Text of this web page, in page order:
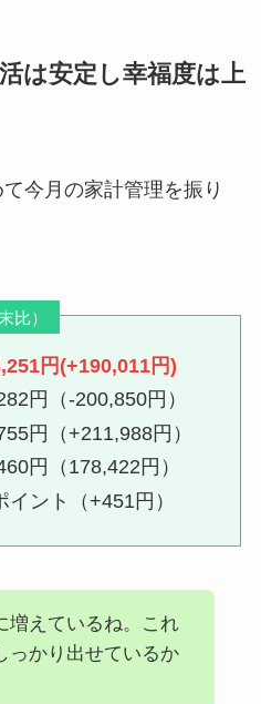
は安定し幸福度は上
今月の家計管理を振り
比）
円(+190,011円)
円（-200,850円）
円（+211,988円）
円（178,422円）
ント（+451円）
増えているね。これ
っかり出せているか